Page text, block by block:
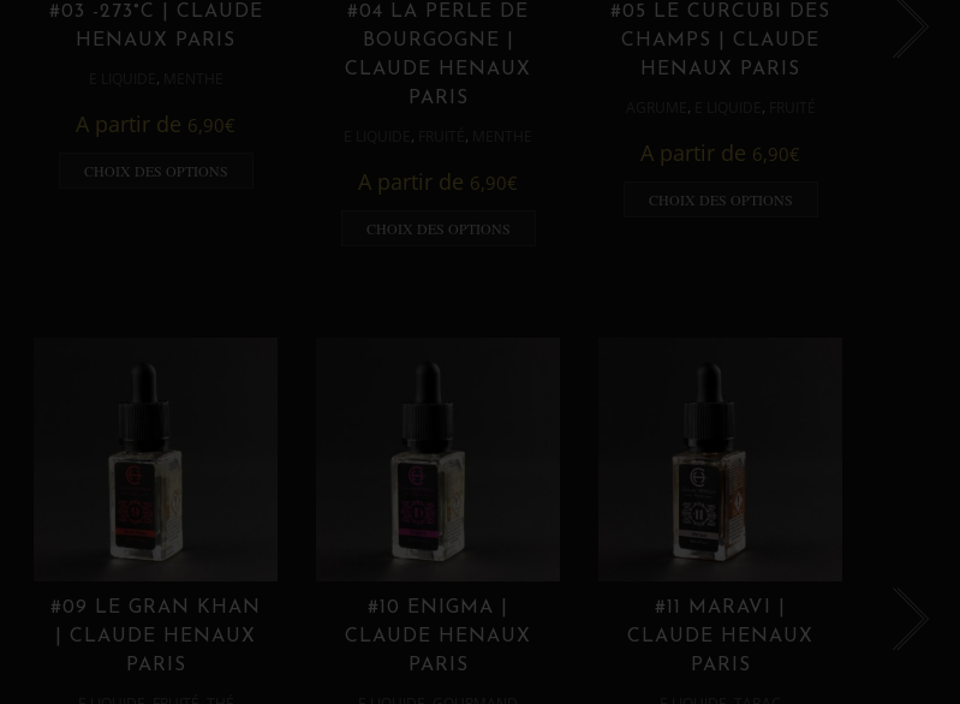
#03 -273°C | CLAUDE
HENAUX PARIS
,
A partir de 6,90€
CHOIX DES OPTIONS
#04 LA PERLE DE
BOURGOGNE |
CLAUDE HENAUX
PARIS
, ,
A partir de 6,90€
CHOIX DES OPTIONS
#05 LE CURCUBI DES
CHAMPS | CLAUDE
HENAUX PARIS
, ,
A partir de 6,90€
CHOIX DES OPTIONS
#09 LE GRAN KHAN
| CLAUDE HENAUX
PARIS
#10 ENIGMA |
CLAUDE HENAUX
PARIS
#11 MARAVI |
CLAUDE HENAUX
PARIS